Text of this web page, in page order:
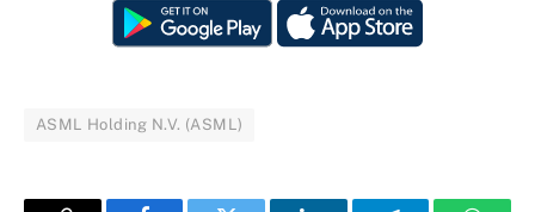
ASML Holding N.V. (ASML)